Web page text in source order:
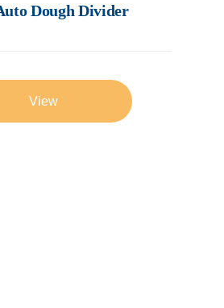
Dough Divider
View